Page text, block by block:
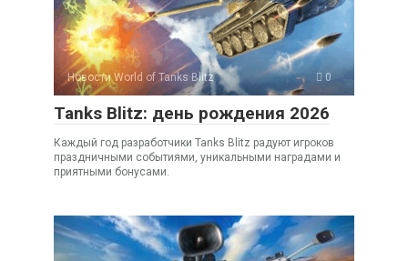
Новости World of Tanks Blitz 0
Tanks Blitz: день рождения 2026
Каждый год разработчики Tanks Blitz радуют игроков
праздничными событиями, уникальными наградами и
приятными бонусами.